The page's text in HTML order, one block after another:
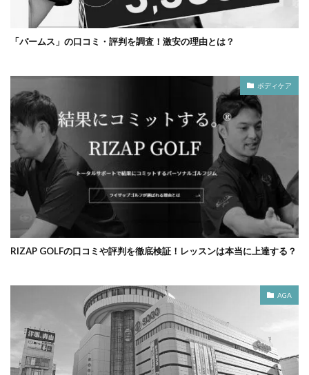
「パームス」の口コミ・評判を調査！激安の理由とは？
ボディケア
RIZAP GOLFの口コミや評判を徹底検証！レッスンは本当に上達する？
AGA